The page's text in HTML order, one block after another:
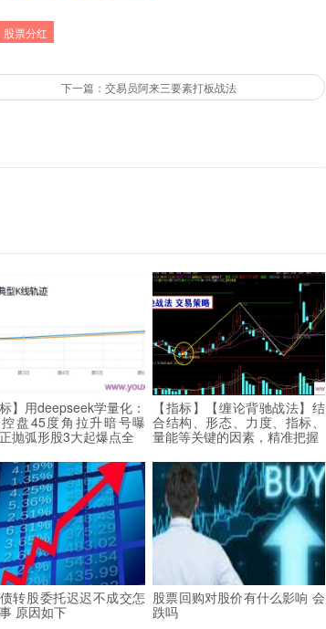
股票分红
下一篇：交易员阿来三要素打板战法
标】用deepseek学量化：
盘45度角拉升暗号曝
抛弧形股3大起爆点全
【指标】【缠论背驰战法】结
合结构、形态、力度、指标、
量能等关键的因素，精准把握
转股委托迟迟不成交怎
原因如下
股票回购对股价有什么影响 会
跌吗